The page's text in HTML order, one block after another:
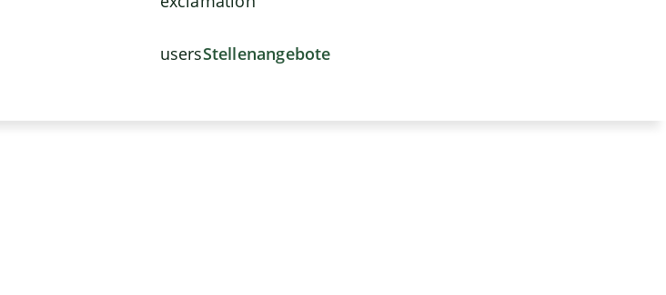
usersStellenangebote